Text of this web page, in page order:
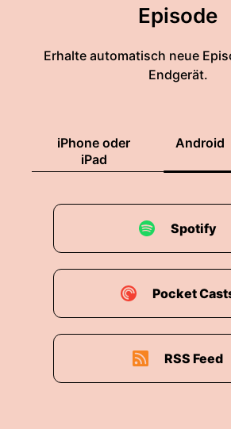
Episode
Erhalte automatisch neue
Endgerät.
iPhone oder
iPad
Android
Spotify
Pocket
RSS Feed